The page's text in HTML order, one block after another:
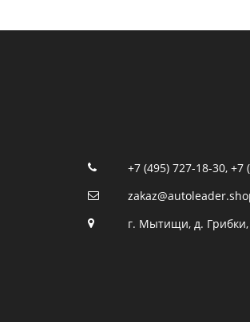
+7 (495) 727-18-30, +7
г. Мытищи, д. Грибки,